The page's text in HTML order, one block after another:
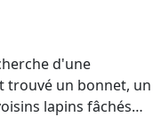
d'une
trouvé un bonnet, un
lapins fâchés…